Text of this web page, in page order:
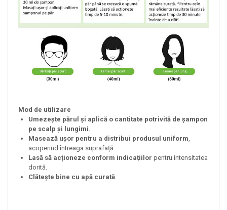
Mod de utilizare
Umezește părul și aplică o cantitate potrivită de șampon
pe scalp și lungimi.
Masează ușor pentru a distribui produsul uniform,
acoperind întreaga suprafață.
Lasă să acționeze conform indicațiilor pentru intensitatea
dorită.
Clătește bine cu apă curată.